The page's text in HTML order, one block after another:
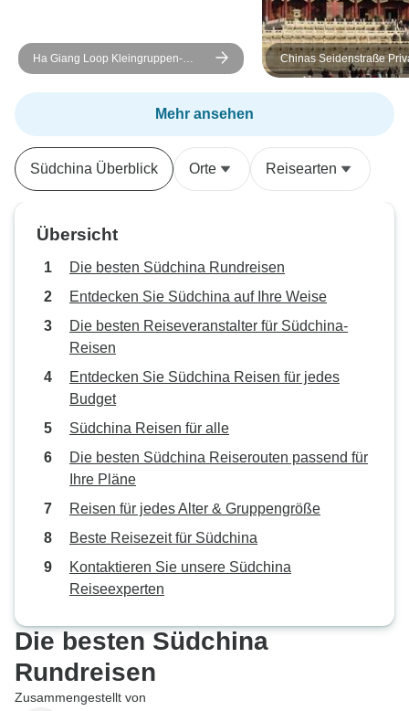
touristische Tour abseits der
ausgetretenen Pfade und trotzdem
Ha Giang Loop Kleingruppen-
Motorradabenteuer ab Hanoi -
Entdecken Sie sehenswerte Ziele
Chinas Seidenstraße
11 Tage
Mehr ansehen
Südchina Überblick Orte Reisearten
Übersicht
Die besten Südchina Rundreisen
Entdecken Sie Südchina auf Ihre Weise
Die besten Reiseveranstalter für Südchina-
Reisen
Entdecken Sie Südchina Reisen für jedes
Budget
Südchina Reisen für alle
Die besten Südchina Reiserouten passend für
Ihre Pläne
Reisen für jedes Alter & Gruppengröße
Beste Reisezeit für Südchina
Kontaktieren Sie unsere Südchina
Reiseexperten
Die besten Südchina
Rundreisen
Zusammengestellt von